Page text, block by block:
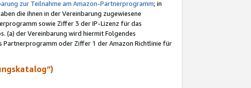
zur Teilnahme am Amazon-Partnerprogramm; in
die ihnen in der Vereinbarung zugewiesene
sowie Ziffer 3 der IP-Lizenz für das
(a) der Vereinbarung wird hiermit Folgendes
Partnerprogramm oder Ziffer 1 der Amazon Richtlinie für